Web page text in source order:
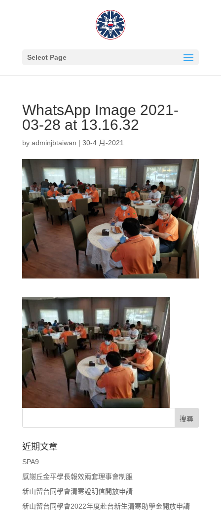
Select Page
WhatsApp Image 2021-
03-28 at 13.16.32
by adminjbtaiwan | 30-4 月-2021
近期文章
SPA9
感謝丘金平學長報效兩套理事會制服
新山留台同學會清寒證明信開放申請
新山留台同學會2022年度赴台新生清寒助學金開放申請